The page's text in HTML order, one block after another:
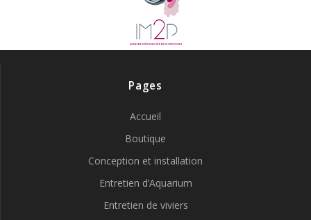
Pages
Accueil
Boutique
Conception et installation
Entretien d’Aquarium
Entretien de viviers